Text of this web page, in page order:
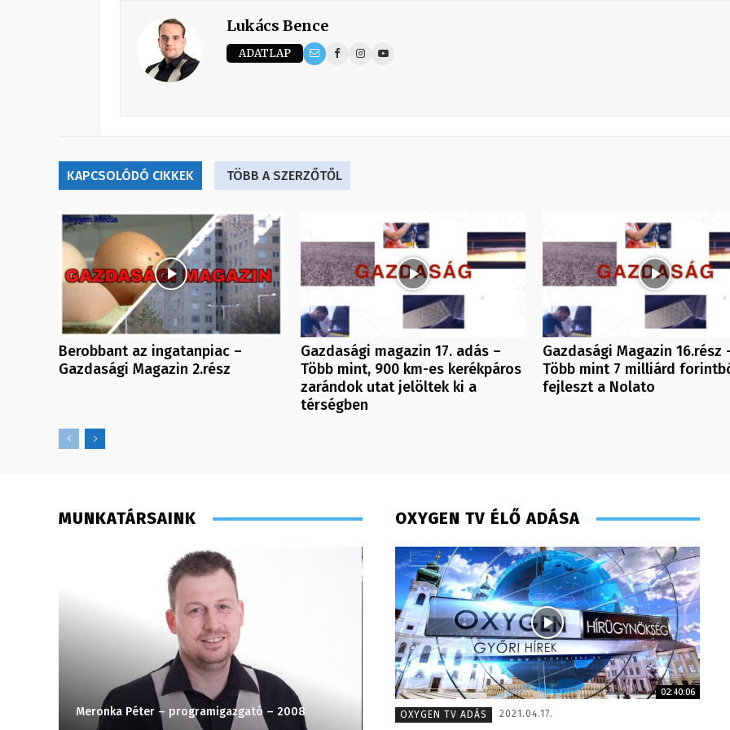
Lukács Bence
ADATLAP
KAPCSOLÓDÓ CIKKEK TÖBB A SZERZŐTŐL
Berobbant az ingatanpiac –
Gazdasági Magazin 2.rész
Gazdasági magazin 17. adás –
Több mint, 900 km-es kerékpáros
zarándok utat jelöltek ki a
térségben
Gazdasági Magazin 16.rész
Több mint 7 milliárd
fejleszt a Nolato
MUNKATÁRSAINK
Meronka Péter – programigazgató – 2008 Pénzes Anikó – 2008
OXYGEN TV ÉLŐ ADÁSA
02:40:06
OXYGEN TV ADÁS
2021.04.17.